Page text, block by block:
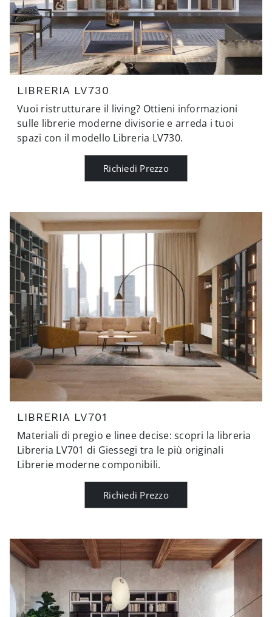
LIBRERIA LV730
Vuoi ristrutturare il living? Ottieni informazioni
sulle librerie moderne divisorie e arreda i tuoi
spazi con il modello Libreria LV730.
Richiedi Prezzo
LIBRERIA LV701
Materiali di pregio e linee decise: scopri la libreria
Libreria LV701 di Giessegi tra le più originali
Librerie moderne componibili.
Richiedi Prezzo